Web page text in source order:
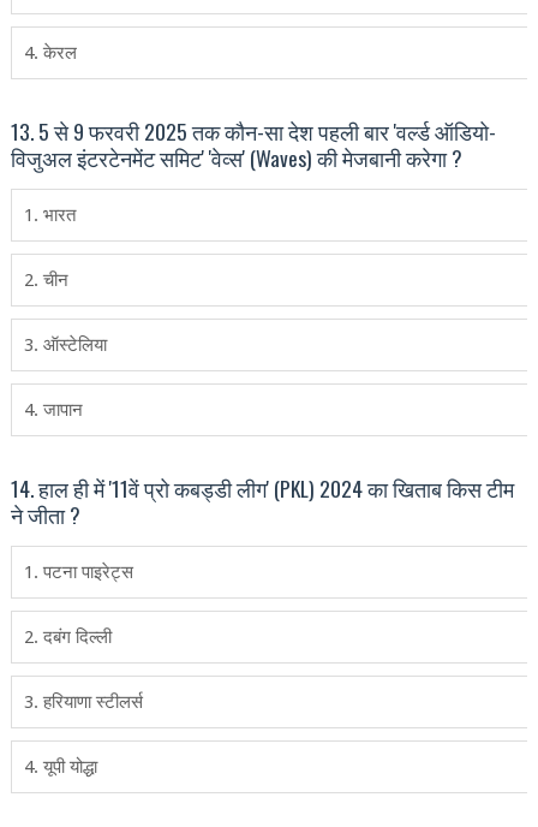
4. केरल
13. 5 से 9 फरवरी 2025 तक कौन-सा देश पहली बार 'वर्ल्ड ऑडियो-
विजुअल इंटरटेनमेंट समिट' 'वेव्स' (Waves) की मेजबानी करेगा ?
1. भारत
2. चीन
3. ऑस्‍टेलिया
4. जापान
14. हाल ही में '11वें प्रो कबड्डी लीग' (PKL) 2024 का खिताब किस टीम
ने जीता ?
1. पटना पाइरेट्स
2. दबंग दिल्ली
3. हरियाणा स्टीलर्स
4. यूपी योद्धा